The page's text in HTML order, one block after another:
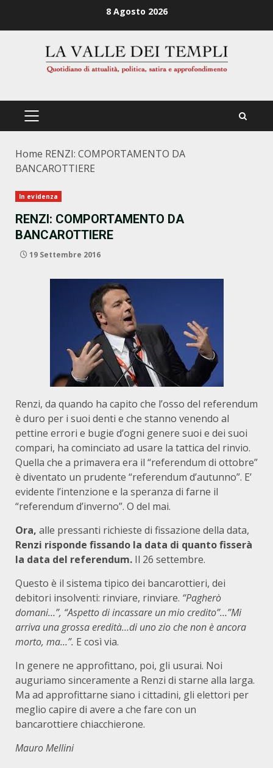
8 Agosto 2026
PRIMÄRES
Home RENZI: COMPORTAMENTO DA
BANCAROTTIERE
In evidenza
RENZI: COMPORTAMENTO DA
BANCAROTTIERE
19 Settembre 2016
Renzi, da quando ha capito che l’osso del referendum
è duro per i suoi denti e che stanno venendo al
pettine errori e bugie d’ogni genere suoi e dei suoi
compari, ha cominciato ad usare la tattica del rinvio.
Quella che a primavera era il “referendum di ottobre”
è diventato un prudente “referendum d’autunno”. E’
evidente l’intenzione e la speranza di farne il
“referendum d’inverno”. O del mai.
Ora, alle pressanti richieste di fissazione della data,
Renzi risponde fissando la data di quanto fisserà
la data del referendum. Il 26 settembre.
Questo è il sistema tipico dei bancarottieri, dei
debitori insolventi: rinviare, rinviare. “Pagherò
domani…”, “Aspetto di incassare un mio credito”…”Mi
arriva una grossa eredità…di uno zio che non è ancora
morto, ma…”. E così via.
In genere ne approfittano, poi, gli usurai. Noi
auguriamo sinceramente a Renzi di starne alla larga.
Ma ad approfittarne siano i cittadini, gli elettori per
meglio capire di avere a che fare con un
bancarottiere chiacchierone.
Mauro Mellini